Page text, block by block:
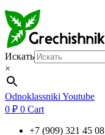
Искать
×
Odnoklassniki Youtube
0 ₽ 0 Cart
+7 (909) 321 45 08